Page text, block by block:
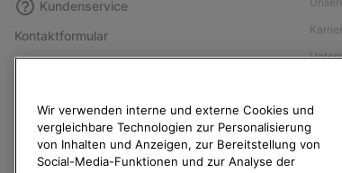
Kundenservice
Kontaktformular
Größentabelle
Rücksendungen
Vom Kaufvertrag zurücktreten
Wir verwenden interne und externe Cookies und
vergleichbare Technologien zur Personalisierung
von Inhalten und Anzeigen, zur Bereitstellung von
Social-Media-Funktionen und zur Analyse der